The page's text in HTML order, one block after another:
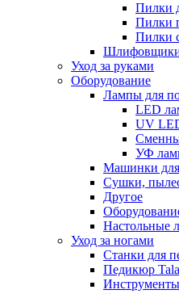
Пилки
Пилки
Пилки
Шлифовщики
Уход за руками
Оборудование
Лампы для
LED
UV
УФ
Машинки
Сушки,
Другое
Настольные
Уход за ногами
Станки для
Педикюр